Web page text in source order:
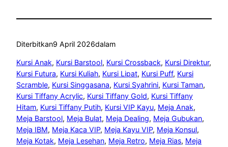
Diterbitkan9 April 2026dalam
Kursi Anak, Kursi Barstool, Kursi Crossback, Kursi Direktur
Kursi Futura, Kursi Kuliah, Kursi Lipat, Kursi Puff, Kursi
Scramble, Kursi Singgasana, Kursi Syahrini, Kursi Taman
Kursi Tiffany Acrylic, Kursi Tiffany Gold, Kursi Tiffany
Hitam, Kursi Tiffany Putih, Kursi VIP Kayu, Meja Anak
Meja Barstool, Meja Bulat, Meja Dealing, Meja Gubukan
Meja IBM, Meja Kaca VIP, Meja Kayu VIP, Meja Konsul
Meja Kotak, Meja Lesehan, Meja Retro, Meja Rias, Meja